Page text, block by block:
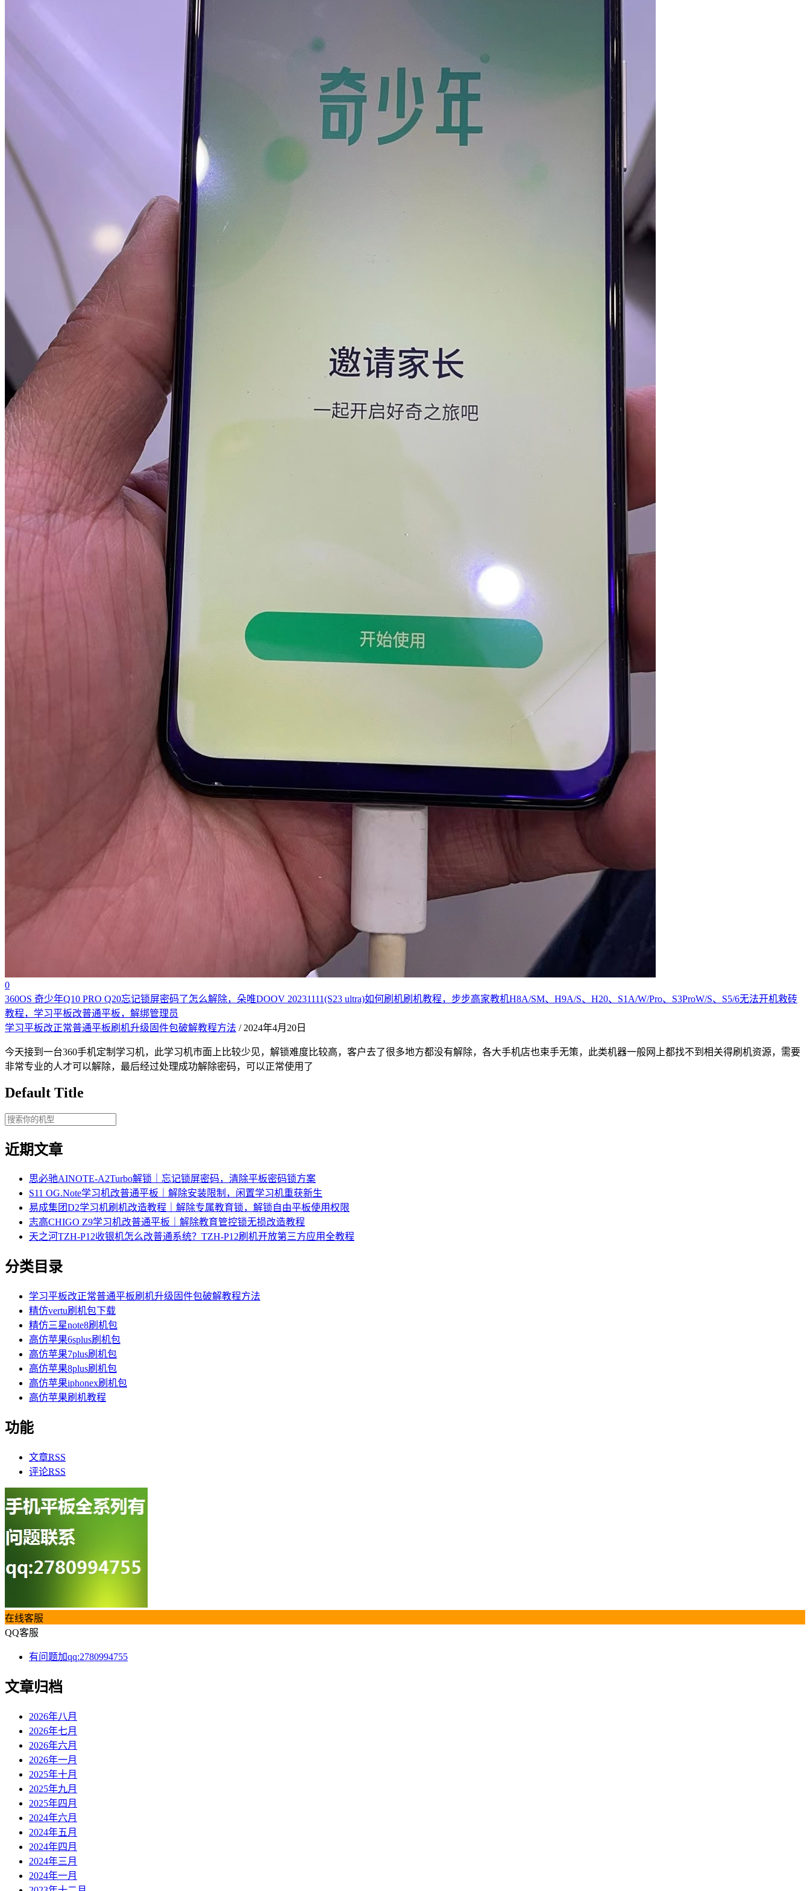
0
360OS 奇少年Q10 PRO Q20忘记锁屏密码了怎么解除，朵唯DOOV 20231111(S23 ultra)如何刷机刷机教程，步步高家教机H8A/SM、H9A/S、H20、S1A/W/Pro、S3ProW/S、S5/6无法开机救砖
教程，学习平板改普通平板，解绑管理员
学习平板改正常普通平板刷机升级固件包破解教程方法 / 2024年4月20日
今天接到一台360手机定制学习机，此学习机市面上比较少见，解锁难度比较高，客户去了很多地方都没有解除，各大手机店也束手无策，此类机器一般网上都找不到相关得刷机资源，需要
非常专业的人才可以解除，最后经过处理成功解除密码，可以正常使用了
Default Title
近期文章
思必驰AINOTE‑A2Turbo解锁｜忘记锁屏密码，清除平板密码锁方案
S11 OG.Note学习机改普通平板｜解除安装限制，闲置学习机重获新生
易成集团D2学习机刷机改造教程｜解除专属教育锁，解锁自由平板使用权限
志高CHIGO Z9学习机改普通平板｜解除教育管控锁无损改造教程
天之河TZH-P12收银机怎么改普通系统？TZH-P12刷机开放第三方应用全教程
分类目录
学习平板改正常普通平板刷机升级固件包破解教程方法
精仿vertu刷机包下载
精仿三星note8刷机包
高仿苹果6splus刷机包
高仿苹果7plus刷机包
高仿苹果8plus刷机包
高仿苹果iphonex刷机包
高仿苹果刷机教程
功能
文章RSS
评论RSS
在线客服
QQ客服
有问题加qq:2780994755
文章归档
2026年八月
2026年七月
2026年六月
2026年一月
2025年十月
2025年九月
2025年四月
2024年六月
2024年五月
2024年四月
2024年三月
2024年一月